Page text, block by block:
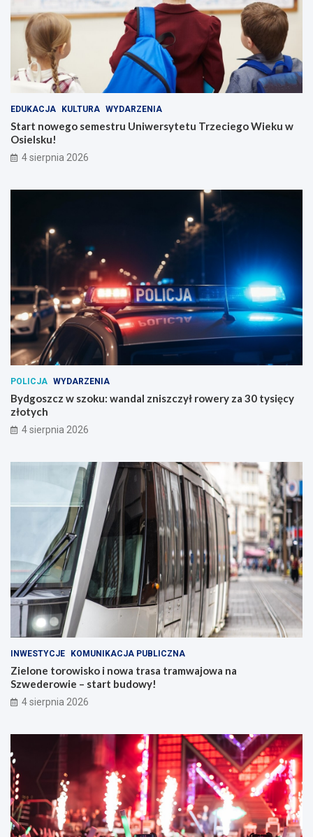
EDUKACJA KULTURA WYDARZENIA
Start nowego semestru Uniwersytetu Trzeciego Wieku w
Osielsku!
4 sierpnia 2026
POLICJA WYDARZENIA
Bydgoszcz w szoku: wandal zniszczył rowery za 30 tysięcy
złotych
4 sierpnia 2026
INWESTYCJE KOMUNIKACJA PUBLICZNA
Zielone torowisko i nowa trasa tramwajowa na
Szwederowie – start budowy!
4 sierpnia 2026